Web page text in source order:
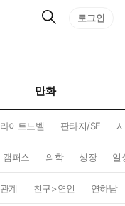
검
로그인
만화
라이트노벨 판타지/SF
캠퍼스 의학 성장 일
계 친구>연인 연하남